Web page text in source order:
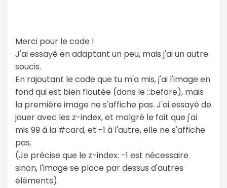
Merci pour le code !
J'ai essayé en adaptant un peu, mais j'ai un autre
soucis.
En rajoutant le code que tu m'a mis, j'ai l'image en
fond qui est bien floutée (dans le ::before), mais
la première image ne s'affiche pas. J'ai essayé de
jouer avec les z-index, et malgré le fait que j'ai
mis 99 à la #card, et -1 à l'autre, elle ne s'affiche
pas.
(Je précise que le z-index: -1 est nécessaire
sinon, l'image se place par dessus d'autres
éléments).